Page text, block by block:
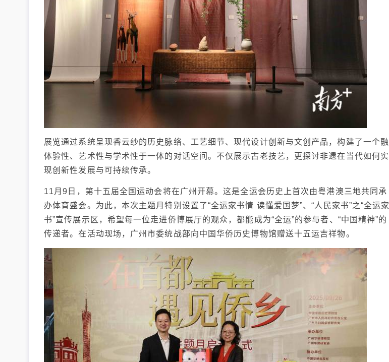
展览通过系统呈现香云纱的历史脉络、工艺细节、现代设计创新与文创产品，构建了一个融
体验性、艺术性与学术性于一体的对话空间。不仅展示古老技艺，更探讨非遗在当代如何实
现创新性发展与可持续传承。
11月9日，第十五届全国运动会将在广州开幕。这是全运会历史上首次由粤港澳三地共同承
办体育盛会。为此，本次主题月特别设置了“全运家书情 读懂爱国梦”、“人民家书”之“全运家
书”宣传展示区，希望每一位走进侨博展厅的观众，都能成为“全运”的参与者、“中国精神”的
传递者。在活动现场，广州市委统战部向中国华侨历史博物馆赠送十五运吉祥物。